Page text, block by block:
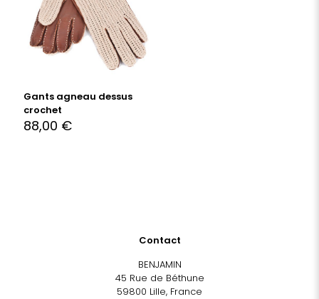
Gants agneau dessus
crochet
88,00 €
Contact
BENJAMIN
45 Rue de Béthune
59800 Lille, France